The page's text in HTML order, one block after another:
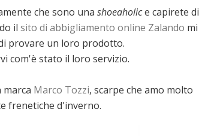
che sono unashoeaholice capirete di
ilsito di abbigliamento online Zalando mi
provare un loro prodotto.
com'è stato il loro servizio.
marca Marco Tozzi, scarpe che amo molto
frenetiche d'inverno.